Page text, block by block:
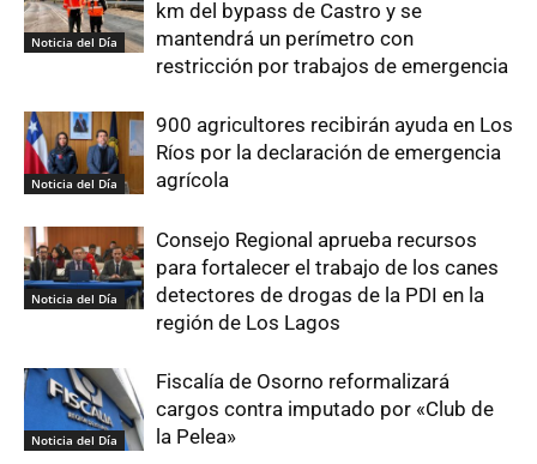
Noticia del Día
km del bypass de Castro y se
mantendrá un perímetro con
restricción por trabajos de emergencia
Noticia del Día
900 agricultores recibirán ayuda en Los
Ríos por la declaración de emergencia
agrícola
Noticia del Día
Consejo Regional aprueba recursos
para fortalecer el trabajo de los canes
detectores de drogas de la PDI en la
región de Los Lagos
Noticia del Día
Fiscalía de Osorno reformalizará
cargos contra imputado por «Club de
la Pelea»